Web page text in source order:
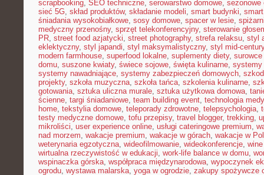
scrapbooking, SEO techniczne, serowarstwo domowe, sezonowe
sieć 5G, skład produktów, składanie modeli, smart budynki,
śniadania wysokobiałkowe, sosy domowe, spacer w lesie,
medyczny przenośny, sprzęt telekonferencyjny, sterowanie
PR, street food azjatycki, street photography, strefa relaksu, styl
eklektyczny, styl japandi, styl maksymalistyczny, styl mid-century
modern farmhouse, superfood lokalne, suplementy diety,
domu, suszone kwiaty, świece sojowe, święta kulinarne, systemy
systemy nawadniające, systemy zabezpieczeń domowych,
projekty, szkoła muzyczna, szkoła tańca, szkolenia kulinarne,
gotowania, sztuka uliczna murale, sztuka użytkowa domowa,
ścienne, targi śniadaniowe, team building event, technologia
home, tekstylia domowe, teleporady zdrowotne, telepsychologia,
testy medyczne domowe, tofu przepisy, travel blogger, trekking,
mikroliści, user experience online, usługi cateringowe premium,
nad morzem, wakacje premium, wakacje w górach, wakacje w
weterynaria egzotyczna, wideofilmowanie, wideokonferencje,
wirtualna rzeczywistość w edukacji, work-life balance w domu,
wspinaczka górska, współpraca międzynarodowa, wypoczynek
ogrodu, wystawa malarska, yoga w ogrodzie, zakupy spożywcze